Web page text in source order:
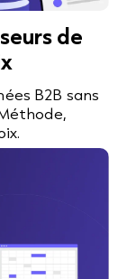
de
B2B sans